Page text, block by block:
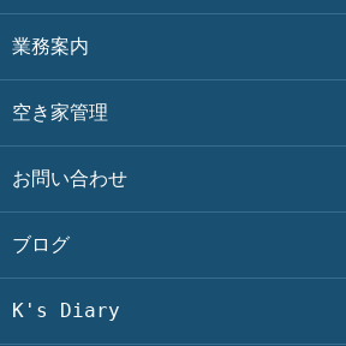
業務案内
空き家管理
お問い合わせ
ブログ
K's Diary